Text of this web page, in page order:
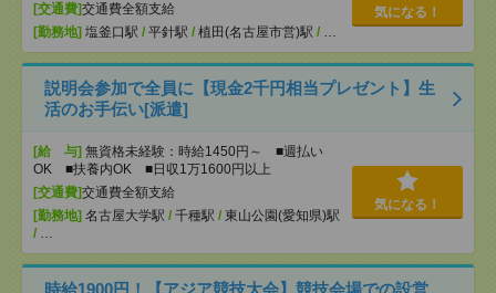
[交通費]交通費全額支給
[勤務地] 塩釜口駅 / 平針駅 / 植田(名古屋市営)駅 / …
気になる！
説明会参加で全員に【現金2千円相当プレゼント】生
活のお手伝い[派遣]
[給 与] 無資格未経験：時給1450円～ ■週払い
OK ■扶養内OK ■日収1万1600円以上
[交通費]交通費全額支給
[勤務地] 名古屋大学駅 / 千種駅 / 東山公園(愛知県)駅
/ …
気になる！
時給1900円！【アジア競技大会】競技会場での設営